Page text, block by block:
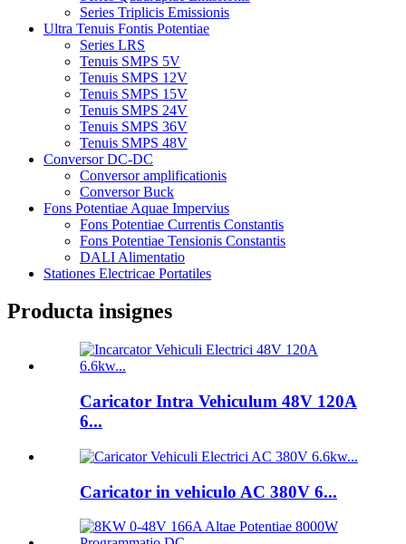
Series Triplicis Emissionis
Ultra Tenuis Fontis Potentiae
Series LRS
Tenuis SMPS 5V
Tenuis SMPS 12V
Tenuis SMPS 15V
Tenuis SMPS 24V
Tenuis SMPS 36V
Tenuis SMPS 48V
Conversor DC-DC
Conversor amplificationis
Conversor Buck
Fons Potentiae Aquae Impervius
Fons Potentiae Currentis Constantis
Fons Potentiae Tensionis Constantis
DALI Alimentatio
Stationes Electricae Portatiles
Producta insignes
Caricator Intra Vehiculum 48V 120A
6...
Caricator in vehiculo AC 380V 6...